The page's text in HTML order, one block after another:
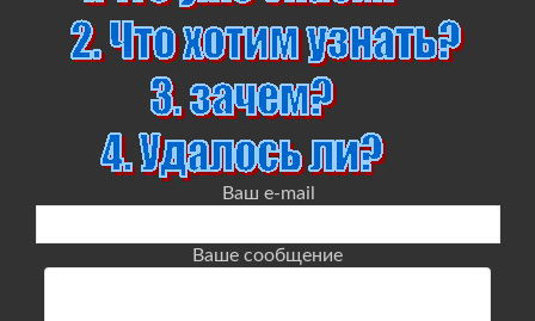
Ваш e-mail
Ваше сообщение